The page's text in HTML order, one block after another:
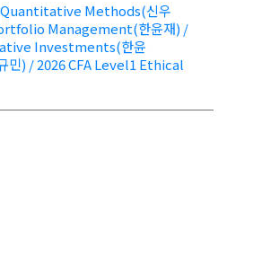
Quantitative Methods(신우
Management(한윤재) /
Investments(한윤
) / 2026 CFA Level1 Ethical